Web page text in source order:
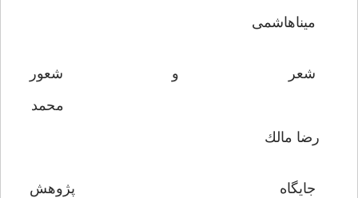
مينا‌هاشمى
شعر و شعور
محمد
رضا مالك
جايگاه پژوهش